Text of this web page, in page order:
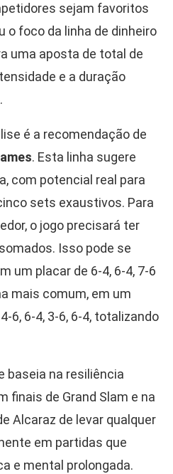
sejam favoritos
o foco da linha de dinheiro
uma aposta de total de
e a duração
é a recomendação de
. Esta linha sugere
com potencial real para
sets exaustivos. Para
o jogo precisará ter
Isso pode se
um placar de 6-4, 6-4, 7-6
mais comum, em um
6, 6-4, 3-6, 6-4, totalizando
baseia na resiliência
finais de Grand Slam e na
Alcaraz de levar qualquer
em partidas que
e mental prolongada.